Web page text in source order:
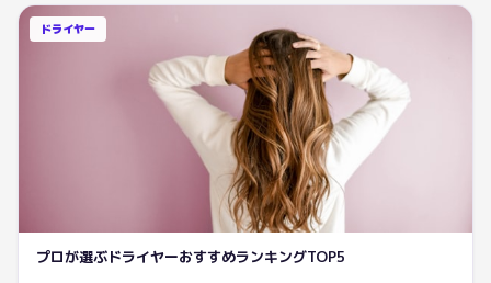
ドライヤー
プロが選ぶドライヤーおすすめランキングTOP5